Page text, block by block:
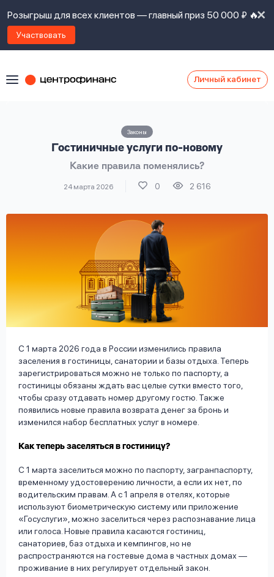
Розыгрыш для всех клиентов — главный приз 50 000 ₽ 🔥
Участвовать
Личный кабинет
Законы
Гостиничные услуги по-новому
Какие правила поменялись?
24 марта 2026 0 2 616
С 1 марта 2026 года в России изменились правила
заселения в гостиницы, санатории и базы отдыха. Теперь
зарегистрироваться можно не только по паспорту, а
гостиницы обязаны ждать вас целые сутки вместо того,
чтобы сразу отдавать номер другому гостю. Также
появились новые правила возврата денег за бронь и
изменился набор бесплатных услуг в номере.
Как теперь заселяться в гостиницу?
С 1 марта заселиться можно по паспорту, загранпаспорту,
временному удостоверению личности, а если их нет, по
водительским правам. А с 1 апреля в отелях, которые
используют биометрическую систему или приложение
«Госуслуги», можно заселиться через распознавание лица
или голоса. Новые правила касаются гостиниц,
санаториев, баз отдыха и кемпингов, но не
распространяются на гостевые дома в частных домах —
проживание в них регулирует отдельный закон.
Оформить заявку
вопрос
Ответы
на
вопросы
правилами
займов,